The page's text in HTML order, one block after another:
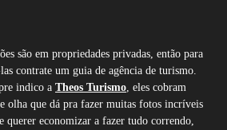
são em propriedades privadas, então para
contrate um guia de agência de turismo.
indico a Theos Turismo , eles cobram
olha que dá pra fazer muitas fotos incríveis
querer economizar a fazer tudo correndo,